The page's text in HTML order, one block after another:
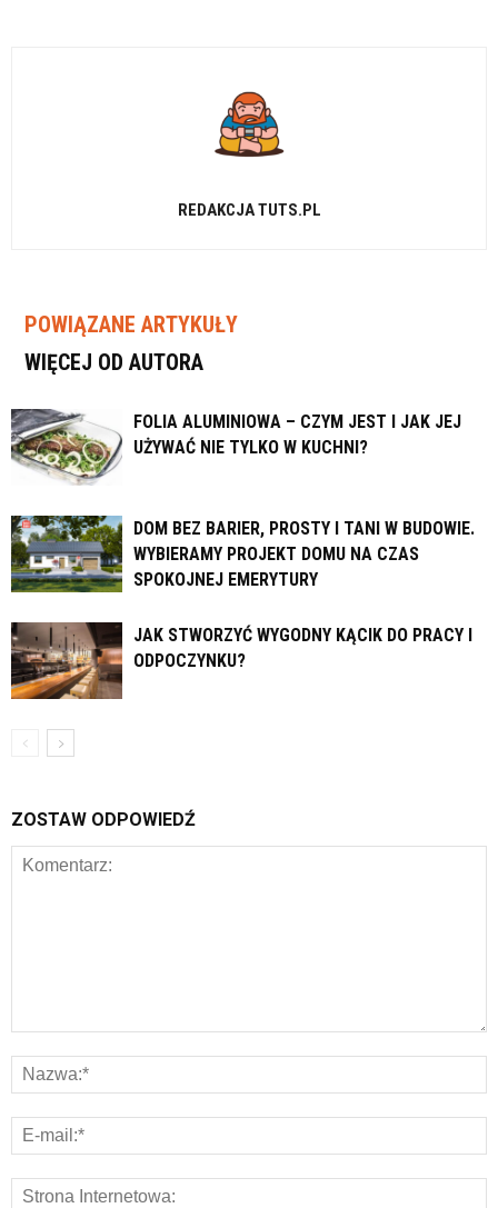
REDAKCJA TUTS.PL
POWIĄZANE ARTYKUŁY
WIĘCEJ OD AUTORA
FOLIA ALUMINIOWA – CZYM JEST I JAK JEJ
UŻYWAĆ NIE TYLKO W KUCHNI?
DOM BEZ BARIER, PROSTY I TANI W BUDOWIE.
WYBIERAMY PROJEKT DOMU NA CZAS
SPOKOJNEJ EMERYTURY
JAK STWORZYĆ WYGODNY KĄCIK DO PRACY I
ODPOCZYNKU?
ZOSTAW ODPOWIEDŹ